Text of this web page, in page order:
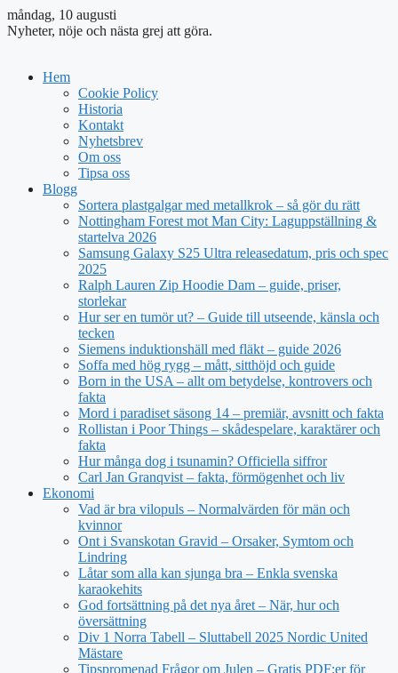
måndag, 10 augusti
Nyheter, nöje och nästa grej att göra.
Hem
Cookie Policy
Historia
Kontakt
Nyhetsbrev
Om oss
Tipsa oss
Blogg
Sortera plastgalgar med metallkrok – så gör du rätt
Nottingham Forest mot Man City: Laguppställning &
startelva 2026
Samsung Galaxy S25 Ultra releasedatum, pris och spec
2025
Ralph Lauren Zip Hoodie Dam – guide, priser,
storlekar
Hur ser en tumör ut? – Guide till utseende, känsla och
tecken
Siemens induktionshäll med fläkt – guide 2026
Soffa med hög rygg – mått, sitthöjd och guide
Born in the USA – allt om betydelse, kontrovers och
fakta
Mord i paradiset säsong 14 – premiär, avsnitt och fakta
Rollistan i Poor Things – skådespelare, karaktärer och
fakta
Hur många dog i tsunamin? Officiella siffror
Carl Jan Granqvist – fakta, förmögenhet och liv
Ekonomi
Vad är bra vilopuls – Normalvärden för män och
kvinnor
Ont i Svanskotan Gravid – Orsaker, Symtom och
Lindring
Låtar som alla kan sjunga bra – Enkla svenska
karaokehits
God fortsättning på det nya året – När, hur och
översättning
Div 1 Norra Tabell – Sluttabell 2025 Nordic United
Mästare
Tipspromenad Frågor om Julen – Gratis PDF:er för